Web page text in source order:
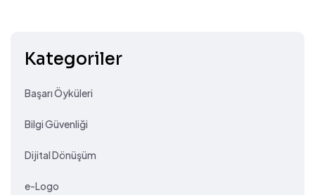
Kategoriler
Başarı Öyküleri
Bilgi Güvenliği
Dijital Dönüşüm
e-Logo